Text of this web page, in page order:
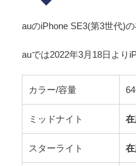
auのiPhone SE3(第3世代)
auでは2022年3月18日より
カラー/容量
ミッドナイト
スターライト